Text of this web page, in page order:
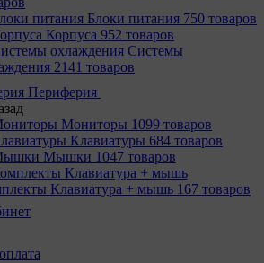
Блоки питания 750 товаров
Корпуса 952 товаров
Системы
2141 товаров
Периферия
Мониторы 1099 товаров
Клавиатуры 684 товаров
Мышки 1047 товаров
Клавиатура + мышь 167 товаров